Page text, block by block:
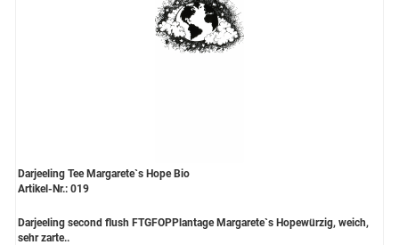
Darjeeling Tee Margarete`s Hope Bio
Artikel-Nr.: 019
Darjeeling second flush FTGFOPPlantage Margarete`s Hopewürzig, weich,
sehr zarte..